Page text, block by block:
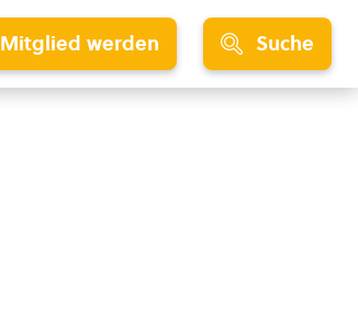
Mitglied werden Suche